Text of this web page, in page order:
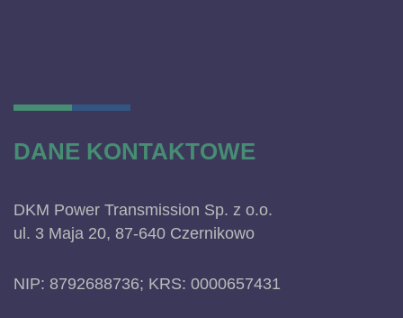
DANE KONTAKTOWE
DKM Power Transmission Sp. z o.o.
ul. 3 Maja 20, 87-640 Czernikowo
NIP: 8792688736; KRS: 0000657431